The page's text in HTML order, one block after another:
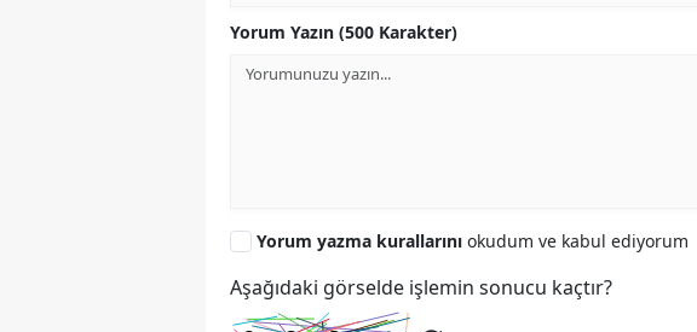
Yorum Yazın (500 Karakter)
Yorum yazma kurallarını okudum ve kabul ediyorum
Aşağıdaki görselde işlemin sonucu kaçtır?